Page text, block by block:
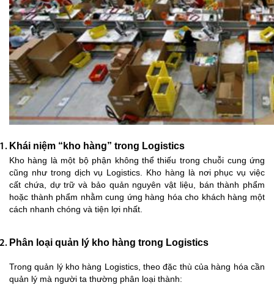
Khái niệm “kho hàng” trong Logistics
Kho hàng là một bộ phận không thể thiếu trong chuỗi cung ứng
cũng như trong dịch vụ Logistics. Kho hàng là nơi phục vụ việc
cất chứa, dự trữ và bảo quản nguyên vật liệu, bán thành phẩm
hoặc thành phẩm nhằm cung ứng hàng hóa cho khách hàng một
cách nhanh chóng và tiện lợi nhất.
Phân loại quản lý kho hàng trong Logistics
Trong quản lý kho hàng Logistics, theo đặc thù của hàng hóa cần
quản lý mà người ta thường phân loại thành: